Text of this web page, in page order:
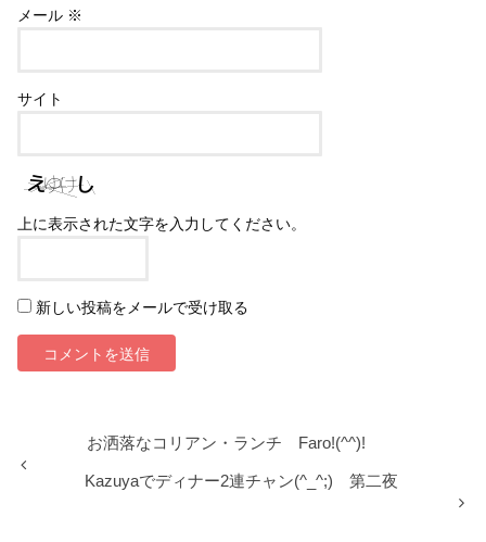
メール ※
サイト
上に表示された文字を入力してください。
新しい投稿をメールで受け取る
お洒落なコリアン・ランチ Faro!(^^)!
Kazuyaでディナー2連チャン(^_^;) 第二夜